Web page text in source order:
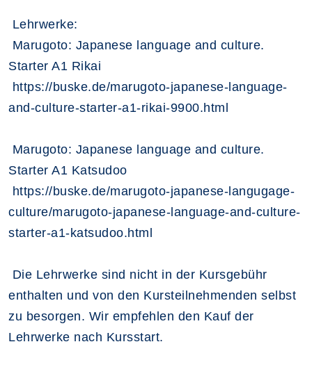
Lehrwerke:
Marugoto: Japanese language and culture.
Starter A1 Rikai
https://buske.de/marugoto-japanese-language-
and-culture-starter-a1-rikai-9900.html
Marugoto: Japanese language and culture.
Starter A1 Katsudoo
https://buske.de/marugoto-japanese-langugage-
culture/marugoto-japanese-language-and-culture-
starter-a1-katsudoo.html
Die Lehrwerke sind nicht in der Kursgebühr
enthalten und von den Kursteilnehmenden selbst
zu besorgen. Wir empfehlen den Kauf der
Lehrwerke nach Kursstart.